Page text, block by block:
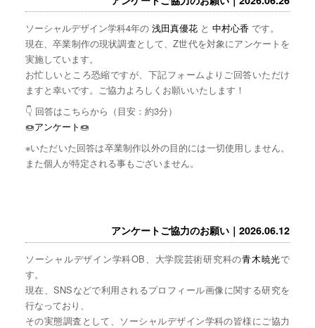
ソーシャルデザイン学科4年の 浅田真優花と 中村心香 です。
現在、卒業制作の現状調査として、Z世代を対象にアンケートを
実施しています。
お忙しいところ恐縮ですが、下記フォームよりご回答いただけ
ますと幸いです。ご協力よろしくお願いいたします！
👇 回答はこちらから（目安：約3分）
🍩アンケート🍩
※いただいた回答は卒業制作以外の目的には一切使用しません。
また個人が特定される事もございません。
アンケートご協力のお願い｜2026.06.12
ソーシャルデザイン学科OB、大学院芸術研究科の青木暁光で
す。
現在、SNSなどで利用されるプロフィール画像に関する研究を
行なっており、
その実態調査として、ソーシャルデザイン学科の皆様にご協力